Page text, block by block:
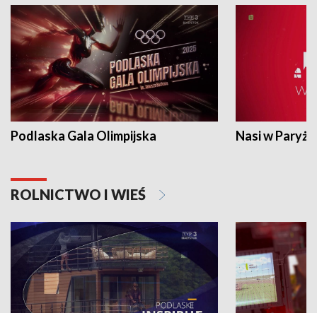
Podlaska Gala Olimpijska Nasi w Paryżu
ROLNICTWO I WIEŚ